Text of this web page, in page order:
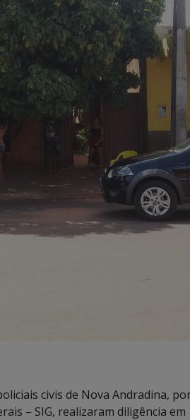
civis de Nova Andradina,
– SIG, realizaram diligência em